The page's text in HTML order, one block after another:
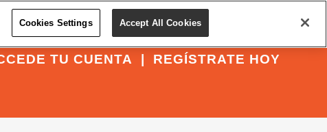
REGÍSTRATE HOY
TU CUENTA
Cookies Settings Accept All Cookies